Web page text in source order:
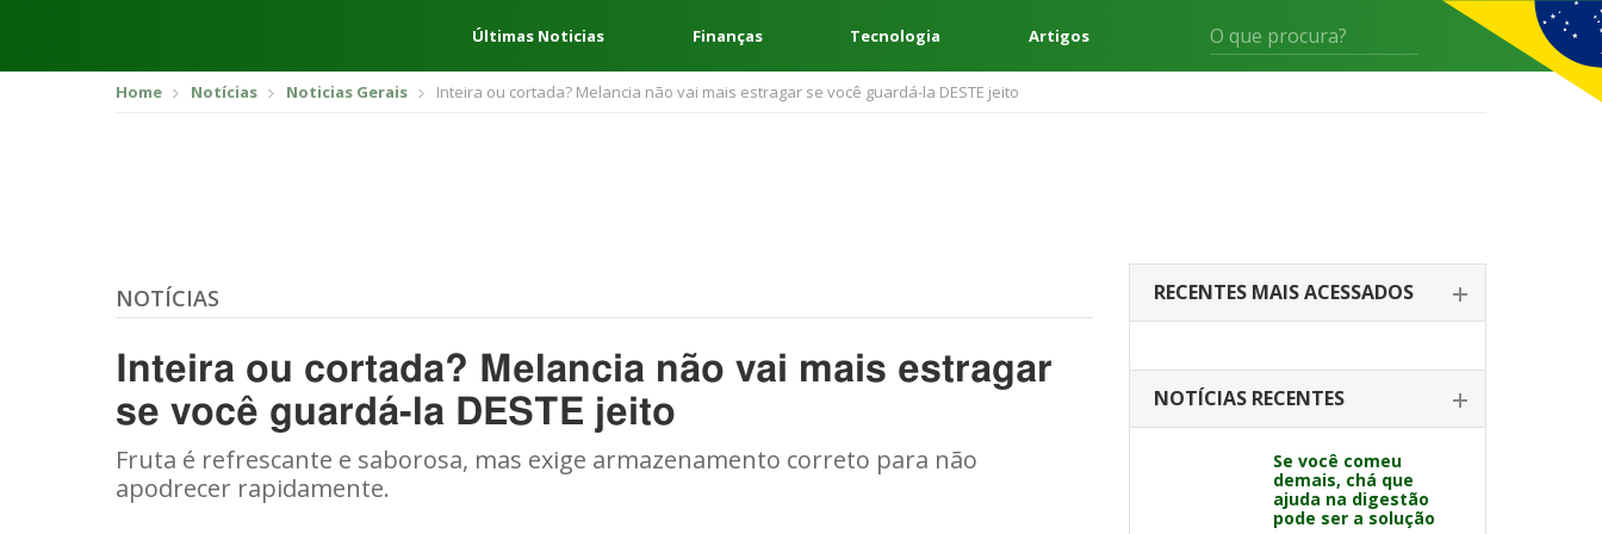
Últimas Noticias Finanças Tecnologia Artigos
Home Notícias Noticias Gerais Inteira ou cortada? Melancia não vai mais estragar se você guardá-la DESTE jeito
NOTÍCIAS
Inteira ou cortada? Melancia não vai mais estragar
se você guardá-la DESTE jeito
Fruta é refrescante e saborosa, mas exige armazenamento correto para não
apodrecer rapidamente.
RECENTES MAIS ACESSADOS
NOTÍCIAS RECENTES
Se você comeu
demais, chá que
ajuda na digestão
pode ser a solução